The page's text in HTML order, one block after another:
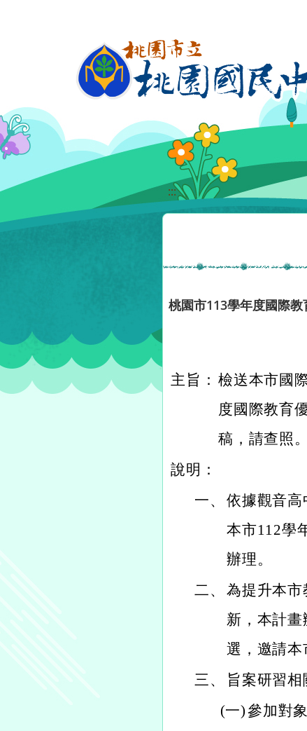
:::
桃園市113學年度國際
主旨： 檢送本市國
度國際教育
稿，請查照。
說明：
一、 依據觀音高
本市112學
辦理。
二、 為提升本市
新，本計
選，邀請本
三、
旨案研習相
(一)參加對